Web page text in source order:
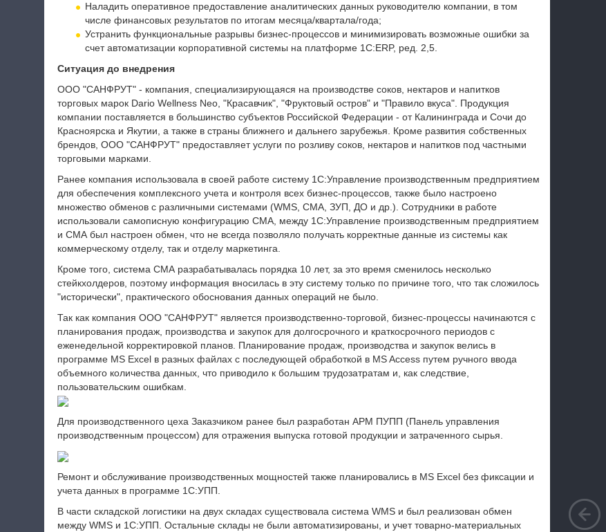
Наладить оперативное предоставление аналитических данных руководителю компании, в том
числе финансовых результатов по итогам месяца/квартала/года;
Устранить функциональные разрывы бизнес-процессов и минимизировать возможные ошибки за
счет автоматизации корпоративной системы на платформе 1С:ERP, ред. 2,5.
Ситуация до внедрения
ООО "САНФРУТ" - компания, специализирующаяся на производстве соков, нектаров и напитков
торговых марок Dario Wellness Neo, "Красавчик", "Фруктовый остров" и "Правило вкуса". Продукция
компании поставляется в большинство субъектов Российской Федерации - от Калининграда и Сочи до
Красноярска и Якутии, а также в страны ближнего и дальнего зарубежья. Кроме развития собственных
брендов, ООО "САНФРУТ" предоставляет услуги по розливу соков, нектаров и напитков под частными
торговыми марками.
Ранее компания использовала в своей работе систему 1С:Управление производственным предприятием
для обеспечения комплексного учета и контроля всех бизнес-процессов, также было настроено
множество обменов с различными системами (WMS, СМА, ЗУП, ДО и др.). Сотрудники в работе
использовали самописную конфигурацию СМА, между 1С:Управление производственным предприятием
и СМА был настроен обмен, что не всегда позволяло получать корректные данные из системы как
коммерческому отделу, так и отделу маркетинга.
Кроме того, система СМА разрабатывалась порядка 10 лет, за это время сменилось несколько
стейкхолдеров, поэтому информация вносилась в эту систему только по причине того, что так сложилось
"исторически", практического обоснования данных операций не было.
Так как компания ООО "САНФРУТ" является производственно-торговой, бизнес-процессы начинаются с
планирования продаж, производства и закупок для долгосрочного и краткосрочного периодов с
еженедельной корректировкой планов. Планирование продаж, производства и закупок велись в
программе MS Excel в разных файлах с последующей обработкой в MS Access путем ручного ввода
объемного количества данных, что приводило к большим трудозатратам и, как следствие,
пользовательским ошибкам.
Для производственного цеха Заказчиком ранее был разработан АРМ ПУПП (Панель управления
производственным процессом) для отражения выпуска готовой продукции и затраченного сырья.
Ремонт и обслуживание производственных мощностей также планировались в MS Excel без фиксации и
учета данных в программе 1С:УПП.
В части складской логистики на двух складах существовала система WMS и был реализован обмен
между WMS и 1С:УПП. Остальные склады не были автоматизированы, и учет товарно-материальных